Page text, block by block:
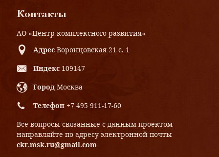
Контакты
АО «Центр комплексного развития»
Адрес Воронцовская 21 с. 1
Индекс 109147
Город Москва
Телефон +7 495 911-17-60
Все вопросы связанные с данным проектом
направляйте по адресу электронной почты
ckr.msk.ru@gmail.com